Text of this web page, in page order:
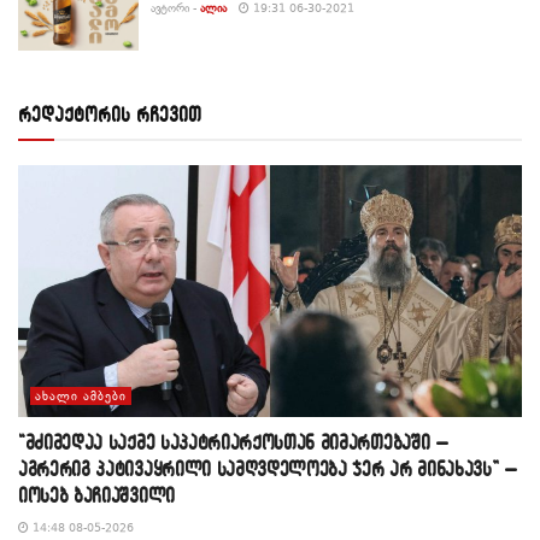
ᲐᲕᲢᲝᲠᲘ - ᲐᲚᲘᲐ 19:31 06-30-2021
რედაქტორის რჩევით
ᲐᲮᲐᲚᲘ ᲐᲛᲑᲔᲑᲘ
“მძიმედაა საქმე საპატრიარქოსთან მიმართებაში –
აგრერიგ პატივაყრილი სამღვდელოება ჯერ არ მინახავს” –
იოსებ ბაჩიაშვილი
14:48 08-05-2026